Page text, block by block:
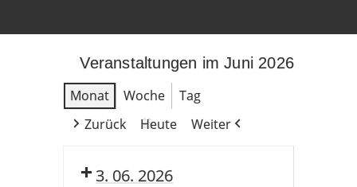
Veranstaltungen im Juni 2026
Monat
Woche
Tag
Zurück
Heute Weiter
3. 06. 2026